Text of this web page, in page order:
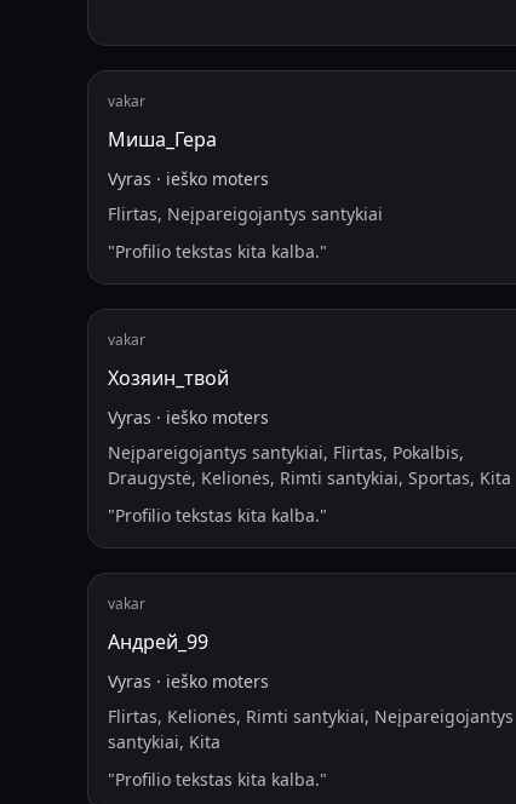
vakar
Миша_Гера
Vyras · ieško moters
Flirtas, Neįpareigojantys santykiai
"Profilio tekstas kita kalba."
vakar
Хозяин_твой
Vyras · ieško moters
Neįpareigojantys santykiai, Flirtas, Pokalbis,
Draugystė, Kelionės, Rimti santykiai, Sportas, Kita
"Profilio tekstas kita kalba."
vakar
Андрей_99
Vyras · ieško moters
Flirtas, Kelionės, Rimti santykiai, Neįpareigojantys
santykiai, Kita
"Profilio tekstas kita kalba."